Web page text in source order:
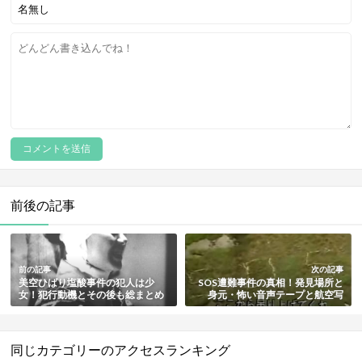
前後の記事
前の記事
美空ひばり塩酸事件の犯人は少
女！犯行動機とその後も総まとめ
次の記事
SOS遭難事件の真相！発見場所と
身元・怖い音声テープと航空写
真・同僚の証言やなんJの反応も徹
同じカテゴリーのアクセスランキング